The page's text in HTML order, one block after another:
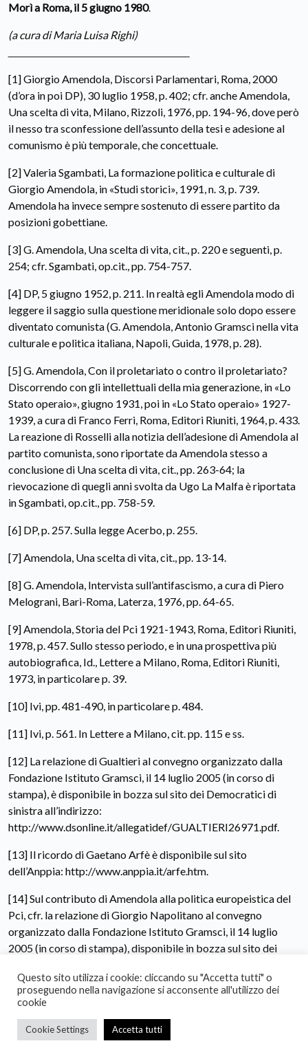
Morì a Roma, il 5 giugno 1980.
(a cura di Maria Luisa Righi)
[1] Giorgio Amendola, Discorsi Parlamentari, Roma, 2000
(d’ora in poi DP), 30 luglio 1958, p. 402; cfr. anche Amendola,
Una scelta di vita, Milano, Rizzoli, 1976, pp. 194-96, dove però
il nesso tra sconfessione dell’assunto della tesi e adesione al
comunismo è più temporale, che concettuale.
[2] Valeria Sgambati, La formazione politica e culturale di
Giorgio Amendola, in «Studi storici», 1991, n. 3, p. 739.
Amendola ha invece sempre sostenuto di essere partito da
posizioni gobettiane.
[3] G. Amendola, Una scelta di vita, cit., p. 220 e seguenti, p.
254; cfr. Sgambati, op.cit., pp. 754-757.
[4] DP, 5 giugno 1952, p. 211. In realtà egli Amendola modo di
leggere il saggio sulla questione meridionale solo dopo essere
diventato comunista (G. Amendola, Antonio Gramsci nella vita
culturale e politica italiana, Napoli, Guida, 1978, p. 28).
[5] G. Amendola, Con il proletariato o contro il proletariato?
Discorrendo con gli intellettuali della mia generazione, in «Lo
Stato operaio», giugno 1931, poi in «Lo Stato operaio» 1927-
1939, a cura di Franco Ferri, Roma, Editori Riuniti, 1964, p. 433.
La reazione di Rosselli alla notizia dell’adesione di Amendola al
partito comunista, sono riportate da Amendola stesso a
conclusione di Una scelta di vita, cit., pp. 263-64; la
rievocazione di quegli anni svolta da Ugo La Malfa è riportata
in Sgambati, op.cit., pp. 758-59.
[6] DP, p. 257. Sulla legge Acerbo, p. 255.
[7] Amendola, Una scelta di vita, cit., pp. 13-14.
[8] G. Amendola, Intervista sull’antifascismo, a cura di Piero
Melograni, Bari-Roma, Laterza, 1976, pp. 64-65.
[9] Amendola, Storia del Pci 1921-1943, Roma, Editori Riuniti,
1978, p. 457. Sullo stesso periodo, e in una prospettiva più
autobiografica, Id., Lettere a Milano, Roma, Editori Riuniti,
1973, in particolare p. 39.
[10] Ivi, pp. 481-490, in particolare p. 484.
[11] Ivi, p. 561. In Lettere a Milano, cit. pp. 115 e ss.
[12] La relazione di Gualtieri al convegno organizzato dalla
Fondazione Istituto Gramsci, il 14 luglio 2005 (in corso di
stampa), è disponibile in bozza sul sito dei Democratici di
sinistra all’indirizzo:
http://www.dsonline.it/allegatidef/GUALTIERI26971.pdf.
[13] Il ricordo di Gaetano Arfè è disponibile sul sito
dell’Anppia: http://www.anppia.it/arfe.htm.
[14] Sul contributo di Amendola alla politica europeistica del
Pci, cfr. la relazione di Giorgio Napolitano al convegno
organizzato dalla Fondazione Istituto Gramsci, il 14 luglio
2005 (in corso di stampa), disponibile in bozza sul sito dei
http://www.dsonline.it/stampa/documenti/dettaglio.asp?
id_doc=26995. Cfr. inoltre L’Europa da Togliatti a Berlinguer :
Maggiorani e Paolo Ferrari, Bologna : Il Mulino, 2005.
Questo sito utilizza i cookie: cliccando su "Accetta tutti" o
proseguendo nella navigazione si acconsente all'utilizzo dei
cookie
Cookie Settings Accetta tutti